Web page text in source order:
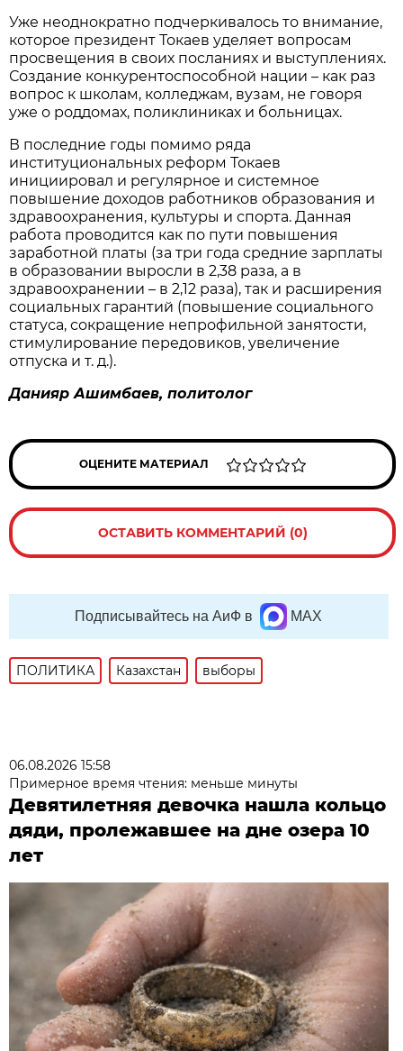
Уже неоднократно подчеркивалось то внимание,
которое президент Токаев уделяет вопросам
просвещения в своих посланиях и выступлениях.
Создание конкурентоспособной нации – как раз
вопрос к школам, колледжам, вузам, не говоря
уже о роддомах, поликлиниках и больницах.
В последние годы помимо ряда
институциональных реформ Токаев
инициировал и регулярное и системное
повышение доходов работников образования и
здравоохранения, культуры и спорта. Данная
работа проводится как по пути повышения
заработной платы (за три года средние зарплаты
в образовании выросли в 2,38 раза, а в
здравоохранении – в 2,12 раза), так и расширения
социальных гарантий (повышение социального
статуса, сокращение непрофильной занятости,
стимулирование передовиков, увеличение
отпуска и т. д.).
Данияр Ашимбаев, политолог
ОЦЕНИТЕ МАТЕРИАЛ
ОСТАВИТЬ КОММЕНТАРИЙ (0)
Подписывайтесь на АиФ в MAX
ПОЛИТИКА Казахстан выборы
06.08.2026 15:58
Примерное время чтения: меньше минуты
Девятилетняя девочка нашла кольцо
дяди, пролежавшее на дне озера 10
лет